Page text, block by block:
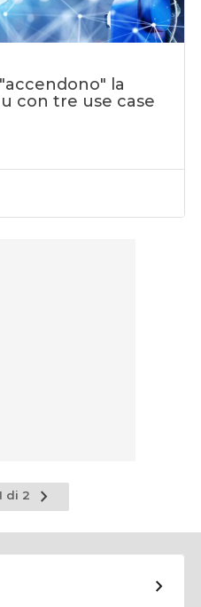
la
con tre use case
di 2
Pagina
successiva